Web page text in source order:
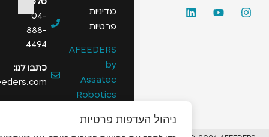
4494
info@afeeders.com
AFEEDERS
Robotics
ניהול העדפות פרטיות